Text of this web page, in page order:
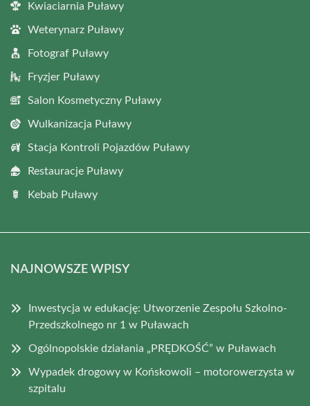
Kwiaciarnia Puławy
Weterynarz Puławy
Fotograf Puławy
Fryzjer Puławy
Salon Kosmetyczny Puławy
Wulkanizacja Puławy
Stacja Kontroli Pojazdów Puławy
Restauracje Puławy
Kebab Puławy
NAJNOWSZE WPISY
Inwestycja w edukację: Utworzenie Zespołu Szkolno-
Przedszkolnego nr 1 w Puławach
Ogólnopolskie działania „PRĘDKOŚĆ” w Puławach
Wypadek drogowy w Końskowoli – motorowerzysta w
szpitalu